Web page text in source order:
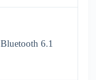
Bluetooth 6.1